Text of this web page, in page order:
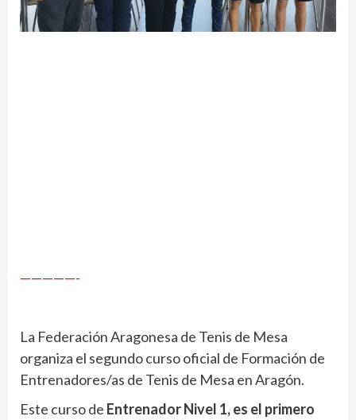
—————-
La Federación Aragonesa de Tenis de Mesa
organiza el segundo curso oficial de Formación de
Entrenadores/as de Tenis de Mesa en Aragón.
Este curso de Entrenador Nivel 1, es el primero